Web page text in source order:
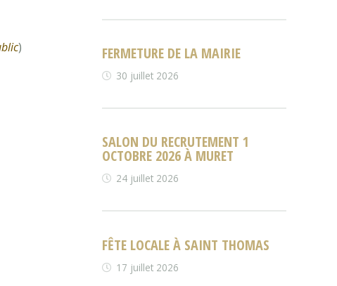
) FERMETURE DE LA MAIRIE
30 juillet 2026
SALON DU RECRUTEMENT 1
OCTOBRE 2026 À MURET
24 juillet 2026
FÊTE LOCALE À SAINT THOMAS
17 juillet 2026